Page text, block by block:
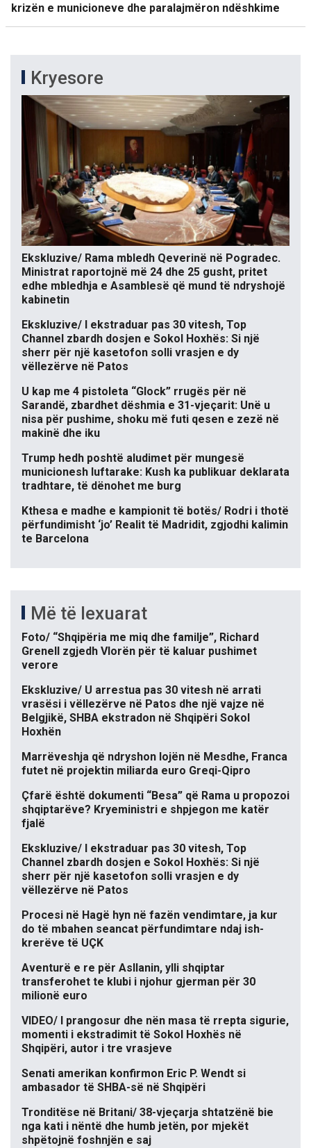
krizën e municioneve dhe paralajmëron ndëshkime
Kryesore
Ekskluzive/ Rama mbledh Qeverinë në Pogradec.
Ministrat raportojnë më 24 dhe 25 gusht, pritet
edhe mbledhja e Asamblesë që mund të ndryshojë
kabinetin
Ekskluzive/ I ekstraduar pas 30 vitesh, Top
Channel zbardh dosjen e Sokol Hoxhës: Si një
sherr për një kasetofon solli vrasjen e dy
vëllezërve në Patos
U kap me 4 pistoleta “Glock” rrugës për në
Sarandë, zbardhet dëshmia e 31-vjeçarit: Unë u
nisa për pushime, shoku më futi qesen e zezë në
makinë dhe iku
Trump hedh poshtë aludimet për mungesë
municionesh luftarake: Kush ka publikuar deklarata
tradhtare, të dënohet me burg
Kthesa e madhe e kampionit të botës/ Rodri i thotë
përfundimisht ‘jo’ Realit të Madridit, zgjodhi kalimin
te Barcelona
Më të lexuarat
Foto/ “Shqipëria me miq dhe familje”, Richard
Grenell zgjedh Vlorën për të kaluar pushimet
verore
Ekskluzive/ U arrestua pas 30 vitesh në arrati
vrasësi i vëllezërve në Patos dhe një vajze në
Belgjikë, SHBA ekstradon në Shqipëri Sokol
Hoxhën
Marrëveshja që ndryshon lojën në Mesdhe, Franca
futet në projektin miliarda euro Greqi-Qipro
Çfarë është dokumenti “Besa” që Rama u propozoi
shqiptarëve? Kryeministri e shpjegon me katër
fjalë
Ekskluzive/ I ekstraduar pas 30 vitesh, Top
Channel zbardh dosjen e Sokol Hoxhës: Si një
sherr për një kasetofon solli vrasjen e dy
vëllezërve në Patos
Procesi në Hagë hyn në fazën vendimtare, ja kur
do të mbahen seancat përfundimtare ndaj ish-
krerëve të UÇK
Aventurë e re për Asllanin, ylli shqiptar
transferohet te klubi i njohur gjerman për 30
milionë euro
VIDEO/ I prangosur dhe nën masa të rrepta sigurie,
momenti i ekstradimit të Sokol Hoxhës në
Shqipëri, autor i tre vrasjeve
Senati amerikan konfirmon Eric P. Wendt si
ambasador të SHBA-së në Shqipëri
Tronditëse në Britani/ 38-vjeçarja shtatzënë bie
nga kati i nëntë dhe humb jetën, por mjekët
shpëtojnë foshnjën e saj